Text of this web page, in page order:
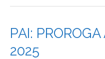
PAI:
2025
PAI:
PROROGA
AL